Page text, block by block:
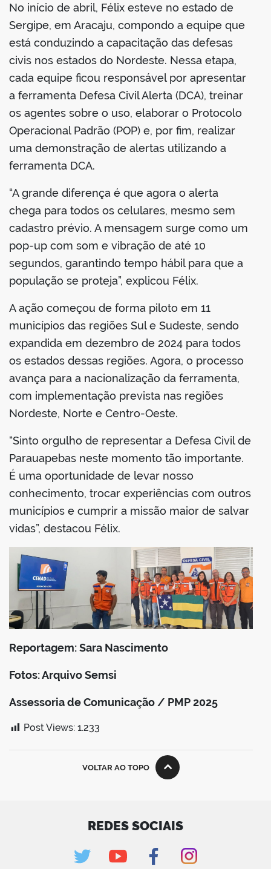
No início de abril, Félix esteve no estado de
Sergipe, em Aracaju, compondo a equipe que
está conduzindo a capacitação das defesas
civis nos estados do Nordeste. Nessa etapa,
cada equipe ficou responsável por apresentar
a ferramenta Defesa Civil Alerta (DCA), treinar
os agentes sobre o uso, elaborar o Protocolo
Operacional Padrão (POP) e, por fim, realizar
uma demonstração de alertas utilizando a
ferramenta DCA.
“A grande diferença é que agora o alerta
chega para todos os celulares, mesmo sem
cadastro prévio. A mensagem surge como um
pop-up com som e vibração de até 10
segundos, garantindo tempo hábil para que a
população se proteja”, explicou Félix.
A ação começou de forma piloto em 11
municípios das regiões Sul e Sudeste, sendo
expandida em dezembro de 2024 para todos
os estados dessas regiões. Agora, o processo
avança para a nacionalização da ferramenta,
com implementação prevista nas regiões
Nordeste, Norte e Centro-Oeste.
“Sinto orgulho de representar a Defesa Civil de
Parauapebas neste momento tão importante.
É uma oportunidade de levar nosso
conhecimento, trocar experiências com outros
municípios e cumprir a missão maior de salvar
vidas”, destacou Félix.
Reportagem: Sara Nascimento
Fotos: Arquivo Semsi
Assessoria de Comunicação / PMP 2025
Post Views: 1.233
VOLTAR AO TOPO
REDES SOCIAIS